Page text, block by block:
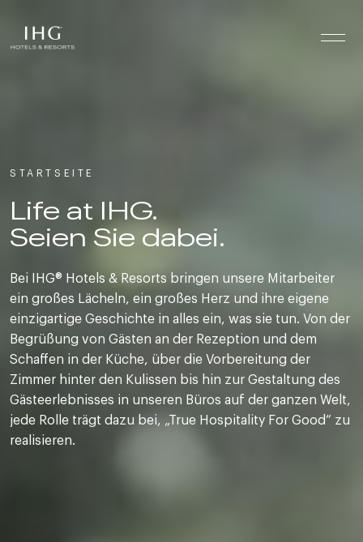
STARTSEITE
Life at IHG.
Seien Sie dabei.
Bei IHG® Hotels & Resorts bringen unsere Mitarbeiter
ein großes Lächeln, ein großes Herz und ihre eigene
einzigartige Geschichte in alles ein, was sie tun. Von der
Begrüßung von Gästen an der Rezeption und dem
Schaffen in der Küche, über die Vorbereitung der
Zimmer hinter den Kulissen bis hin zur Gestaltung des
Gästeerlebnisses in unseren Büros auf der ganzen Welt,
jede Rolle trägt dazu bei, „True Hospitality For Good“ zu
realisieren.